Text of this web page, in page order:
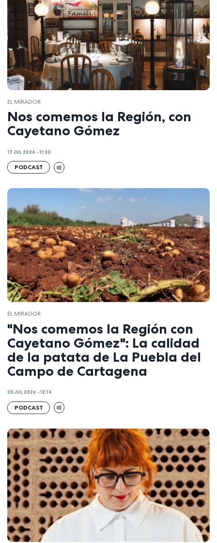
EL MIRADOR
Nos comemos la Región, con
Cayetano Gómez
17 JUL 2026 - 11:20
PODCAST
EL MIRADOR
"Nos comemos la Región con
Cayetano Gómez": La calidad
de la patata de La Puebla del
Campo de Cartagena
03 JUL 2026 - 12:14
PODCAST